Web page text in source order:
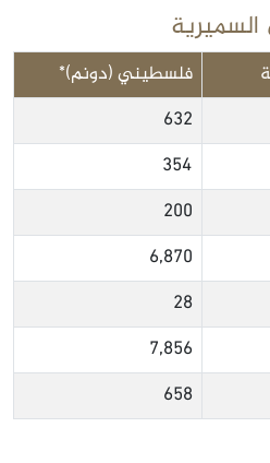
فلسطيني (دونم)*
632
354
200
6,870
28
7,856
658